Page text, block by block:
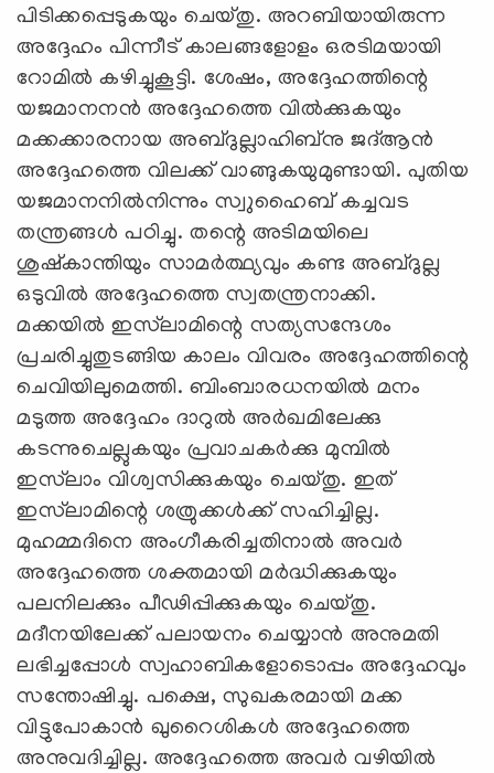
പിടിക്കപ്പെടുകയും ചെയ്തു. അറബിയായിരുന്ന
അദ്ദേഹം പിന്നീട് കാലങ്ങളോളം ഒരടിമയായി
റോമില്‍ കഴിച്ചുകൂട്ടി. ശേഷം, അദ്ദേഹത്തിന്റെ
യജമാനനന്‍ അദ്ദേഹത്തെ വില്‍ക്കുകയും
മക്കക്കാരനായ അബ്ദുല്ലാഹിബ്‌നു ജദ്ആന്‍
അദ്ദേഹത്തെ വിലക്ക് വാങ്ങുകയുമുണ്ടായി. പുതിയ
യജമാനനില്‍നിന്നും സ്വുഹൈബ് കച്ചവട
തന്ത്രങ്ങള്‍ പഠിച്ചു. തന്റെ അടിമയിലെ
ശുഷ്‌കാന്തിയും സാമര്‍ത്ഥ്യവും കണ്ട അബ്ദുല്ല
ഒടുവില്‍ അദ്ദേഹത്തെ സ്വതന്ത്രനാക്കി.
മക്കയില്‍ ഇസ്‌ലാമിന്റെ സത്യസന്ദേശം
പ്രചരിച്ചുതുടങ്ങിയ കാലം വിവരം അദ്ദേഹത്തിന്റെ
ചെവിയിലുമെത്തി. ബിംബാരധനയില്‍ മനം
മടുത്ത അദ്ദേഹം ദാറുല്‍ അര്‍ഖമിലേക്കു
കടന്നുചെല്ലുകയും പ്രവാചകര്‍ക്കു മുമ്പില്‍
ഇസ്‌ലാം വിശ്വസിക്കുകയും ചെയ്തു. ഇത്
ഇസ്‌ലാമിന്റെ ശത്രുക്കള്‍ക്ക് സഹിച്ചില്ല.
മുഹമ്മദിനെ അംഗീകരിച്ചതിനാല്‍ അവര്‍
അദ്ദേഹത്തെ ശക്തമായി മര്‍ദ്ധിക്കുകയും
പലനിലക്കും പീഢിപ്പിക്കുകയും ചെയ്തു.
മദീനയിലേക്ക് പലായനം ചെയ്യാന്‍ അനുമതി
ലഭിച്ചപ്പോള്‍ സ്വഹാബികളോടൊപ്പം അദ്ദേഹവും
സന്തോഷിച്ചു. പക്ഷെ, സുഖകരമായി മക്ക
വിട്ടുപോകാന്‍ ഖുറൈശികള്‍ അദ്ദേഹത്തെ
അനുവദിച്ചില്ല. അദ്ദേഹത്തെ അവര്‍ വഴിയില്‍